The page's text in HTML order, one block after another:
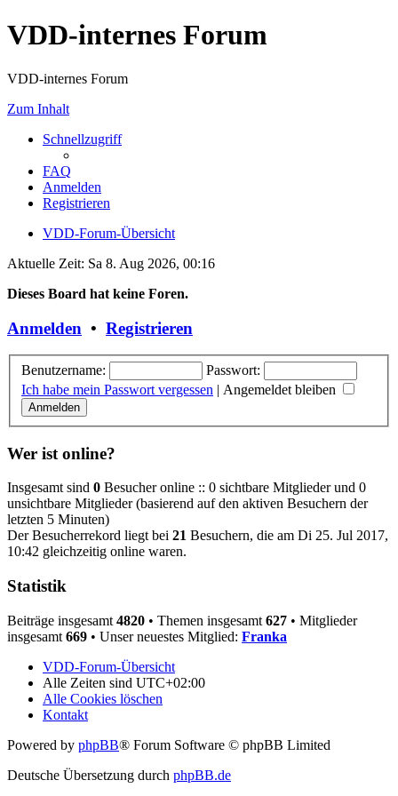
VDD-internes Forum
VDD-internes Forum
Zum Inhalt
Schnellzugriff
FAQ
Anmelden
Registrieren
VDD-Forum-Übersicht
Aktuelle Zeit: Sa 8. Aug 2026, 00:16
Dieses Board hat keine Foren.
Anmelden • Registrieren
Benutzername:
Passwort:
Ich habe mein Passwort vergessen | Angemeldet bleiben
Wer ist online?
Insgesamt sind 0 Besucher online :: 0 sichtbare Mitglieder und 0
unsichtbare Mitglieder (basierend auf den aktiven Besuchern der
letzten 5 Minuten)
Der Besucherrekord liegt bei 21 Besuchern, die am Di 25. Jul 2017,
10:42 gleichzeitig online waren.
Statistik
Beiträge insgesamt 4820 • Themen insgesamt 627 • Mitglieder
insgesamt 669 • Unser neuestes Mitglied: Franka
VDD-Forum-Übersicht
Alle Zeiten sind UTC+02:00
Alle Cookies löschen
Kontakt
Powered by phpBB® Forum Software © phpBB Limited
Deutsche Übersetzung durch phpBB.de